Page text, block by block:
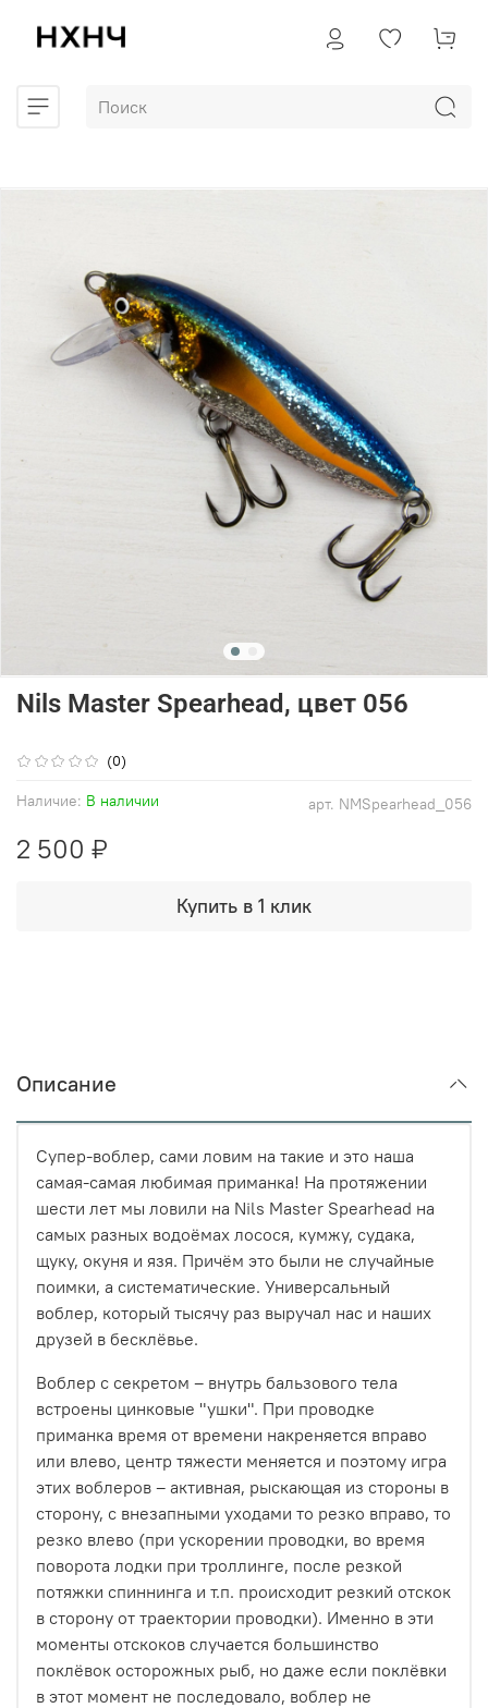
(0)
арт. NMSpearhead_056
Наличие: В наличии
Nils Master Spearhead, цвет 056
2 500 ₽
Купить в 1 клик
Описание
Супер-воблер, сами ловим на такие и это наша
самая-самая любимая приманка! На протяжении
шести лет мы ловили на Nils Master Spearhead на
самых разных водоёмах лосося, кумжу, судака,
щуку, окуня и язя. Причём это были не случайные
поимки, а систематические. Универсальный
воблер, который тысячу раз выручал нас и наших
друзей в бесклёвье.
Воблер с секретом – внутрь бальзового тела
встроены цинковые "ушки". При проводке
приманка время от времени накреняется вправо
или влево, центр тяжести меняется и поэтому игра
этих воблеров – активная, рыскающая из стороны в
сторону, с внезапными уходами то резко вправо, то
резко влево (при ускорении проводки, во время
поворота лодки при троллинге, после резкой
потяжки спиннинга и т.п. происходит резкий отскок
в сторону от траектории проводки). Именно в эти
моменты отскоков случается большинство
поклёвок осторожных рыб, но даже если поклёвки
в этот момент не последовало, воблер не